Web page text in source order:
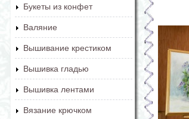
Букеты из конфет
Валяние
Вышивание крестиком
Вышивка гладью
Вышивка лентами
Вязание крючком